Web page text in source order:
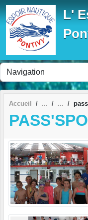
L'
Accueil
Panneau de gestion des